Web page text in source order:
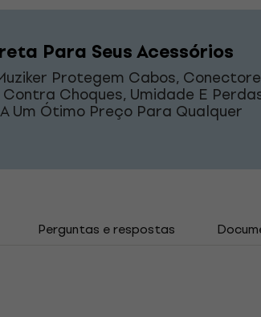
Para Seus Acessórios
Protegem Cabos,
Choques, Umidade E
Um Ótimo Preço Para Qualquer
Perguntas e respostas